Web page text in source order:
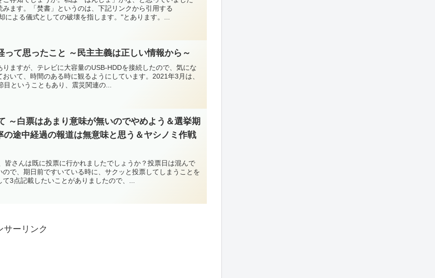
ます。「焚書」というのは、下記リンクから引用する
による儀式としての破壊を指します。"とあります。...
って思ったこと ～民主主義は正しい情報から～
ますが、テレビに大容量のUSB-HDDを接続したので、気にな
いて、時間のある時に観るようにしています。2021年3月は、
目ということもあり、震災関連の...
～白票はあまり意味が無いのでやめよう＆選挙期
の途中経過の報道は無意味と思う＆ヤシノミ作戦
皆さんは既に投票に行かれましたでしょうか？投票日は混んで
で、期日前ですいている時に、サクッと投票してしまうことを
3点記載したいことがありましたので、...
サーリンク